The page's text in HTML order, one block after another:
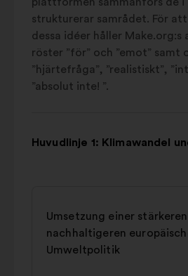
strukturerar samrådet. För
dessa idéer håller Make.org:s
röster ”för” och ”emot” samt
”hjärtefråga”, ”realistiskt”,
”absolut inte! ”.
Huvudlinje 1: Klimawandel
Umsetzung einer stärkeren
nachhaltigeren
Umweltpolitik